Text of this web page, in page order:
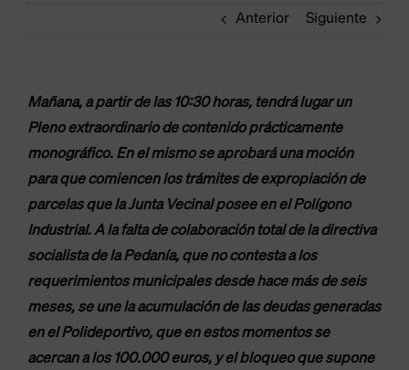
Anterior Siguiente
Mañana, a partir de las 10:30 horas, tendrá lugar un
Pleno extraordinario de contenido prácticamente
monográfico. En el mismo se aprobará una moción
para que comiencen los trámites de expropiación de
parcelas que la Junta Vecinal posee en el Polígono
Industrial. A la falta de colaboración total de la directiva
socialista de la Pedanía, que no contesta a los
requerimientos municipales desde hace más de seis
meses, se une la acumulación de las deudas generadas
en el Polideportivo, que en estos momentos se
acercan a los 100.000 euros, y el bloqueo que supone